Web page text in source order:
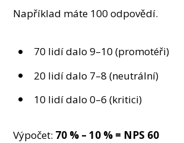
Například máte 100 odpovědí.
70 lidí dalo 9–10 (promotéři)
20 lidí dalo 7–8 (neutrální)
10 lidí dalo 0–6 (kritici)
Výpočet: 70 % – 10 % = NPS 60